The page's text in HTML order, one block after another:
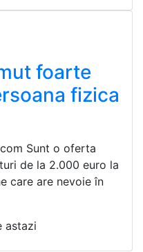
foarte
fizica
Sunt o oferta
de la 2.000 euro la
care are nevoie în
astazi